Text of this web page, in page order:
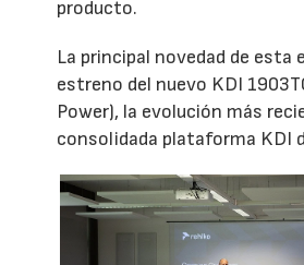
producto.
La principal novedad de esta
estreno del nuevo KDI
Power), la evolución más
consolidada plataforma KDI